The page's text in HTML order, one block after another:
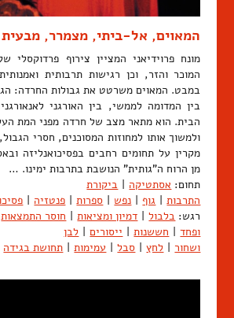
המאוים, אל-ביתי, מצמרר, מבעית
מונח פרוידיאני המציין צירוף פרדוקסלי
המוכר והזר, וכן רגישות תרבותית
במבט. המאוים משרטט את גבולות החרדה:
בין המדומה לממשי, בין האורגני
הבית. הוא מתאר מצב של חרדה מפני המת
ולמשוך אותו למחוזות המסוכנים, חסרי
מקרין על תחומים רחבים בפסיכואנליזה
מן הרוח ה"גותית" הנושבת בתרבות ימינו. …
תחום: אסתטיקה
ביקורת
התרבות
גוף נפש ספרות פנטזיה
רגש: בלבול דמיון ומציאות חוסר התמצאות
ופחד
חששנות ייסורים
לבן
ושחור
לחץ סבל עמימות תחושת בגידה